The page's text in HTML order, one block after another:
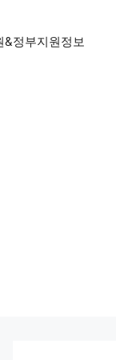
&정부지원정보